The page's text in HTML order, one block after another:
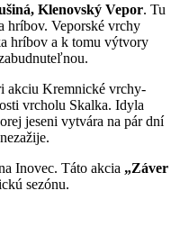
Klenovský Vepor. Tu
hríbov. Veporské vrchy
hríbov a k tomu výtvory
akciu Kremnické vrchy-
vrcholu Skalka. Idyla
jeseni vytvára na pár dní
Inovec. Táto akcia „Záver
sezónu.